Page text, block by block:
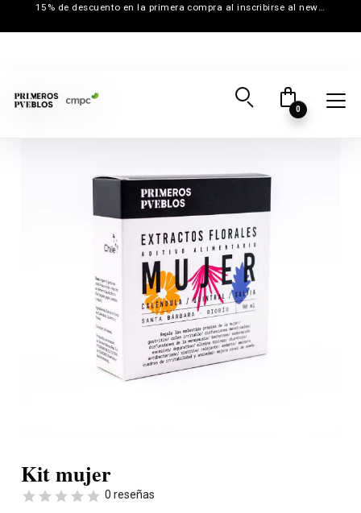
15% de descuento en la primera compra al inscribirse al newsletter
0
Kit mujer
0 reseñas